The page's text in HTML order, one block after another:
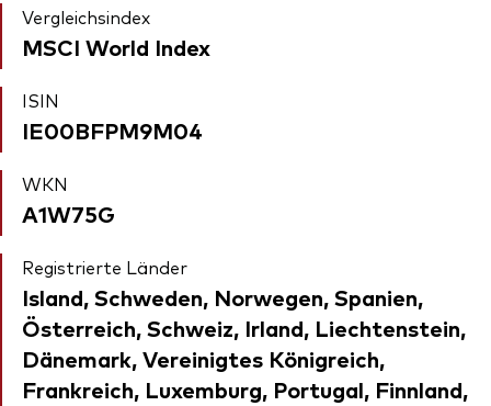
Vergleichsindex
MSCI World Index
ISIN
IE00BFPM9M04
WKN
A1W75G
Registrierte Länder
Island, Schweden, Norwegen, Spanien,
Österreich, Schweiz, Irland, Liechtenstein,
Dänemark, Vereinigtes Königreich,
Frankreich, Luxemburg, Portugal, Finnland,